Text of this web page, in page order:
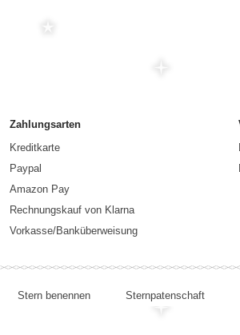
Zahlungsarten
Kreditkarte
Paypal
Amazon Pay
Rechnungskauf von Klarna
Vorkasse/Banküberweisung
Stern benennen Sternpatenschaft